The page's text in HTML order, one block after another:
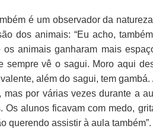
é um observador da
dos animais: “Eu acho,
os animais ganharam mais
sempre vê o sagui. Moro aqui
além do sagui, tem
mas por várias vezes durante a
Os alunos ficavam com medo,
querendo assistir à aula também”.